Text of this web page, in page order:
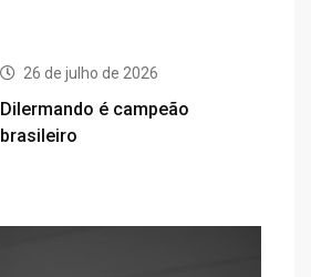
26 de julho de 2026
Dilermando é campeão
brasileiro